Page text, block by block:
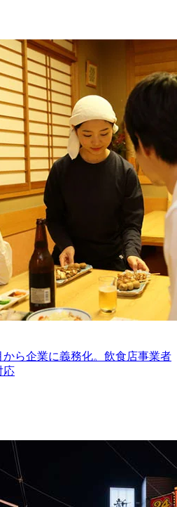
から企業に義務化。飲食店事業者
応